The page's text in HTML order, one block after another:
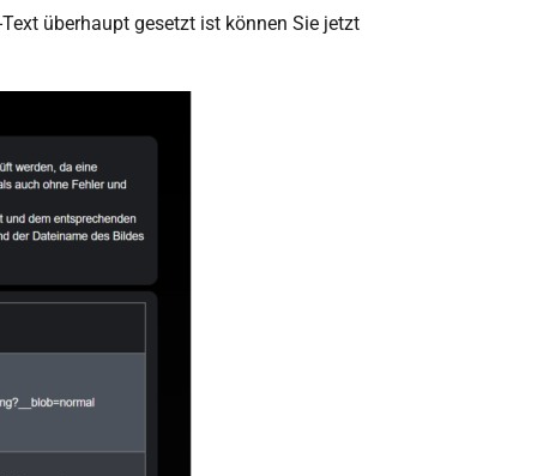
überhaupt gesetzt ist können Sie jetzt